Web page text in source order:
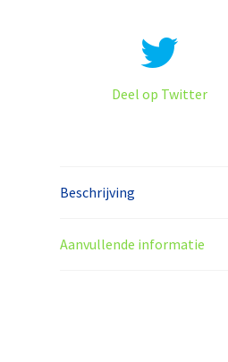
Deel op Twitter
Beschrijving
Aanvullende informatie